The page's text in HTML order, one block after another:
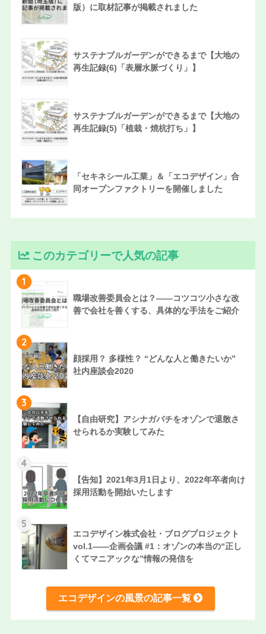
版）に取材記事が掲載されました
サステナブルガーデンができるまで【大地の
再生記録(6)「表層水脈づくり」】
サステナブルガーデンができるまで【大地の
再生記録(5)「植栽・焼杭打ち」】
「セキネシール工業」＆「エコデザイン」合
同オープンファクトリーを開催しました
このカテゴリーで人気の記事
1
職場改善委員会とは？——コツコツ小さな改
善で会社を善くする、具体的な手法をご紹介
2
顔採用？ 多様性？ “どんな人と働きたいか”
社内座談会2020
3
【自由研究】アシナガバチをオゾンで退散さ
せられるか実験してみた
4
【告知】2021年3月1日より、2022年卒者向け
採用活動を開始いたします
5
エコデザイン株式会社・ブログプロジェクト
vol.1——企画会議 #1：オゾンの本当の“正し
くてマニアックな”情報の発信を
エコデザインの風景の記事一覧